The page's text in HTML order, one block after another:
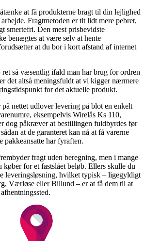
at få produkterne bragt til din lejlighed
Fragtmetoden er tit lidt mere pebret,
smertefri. Den mest prisbevidste
benægtes at være selv at hente
at du bor i kort afstand af internet
ret så væsentlig ifald man har brug for ordren
det altså meningsfuldt at vi kigger nærmere
for det aktuelle produkt.
på nettet udlover levering på blot en enkelt
eksempelvis Wirelås Ks 110,
dog påkræver at bestillingen fuldbyrdes før
at de garanteret kan nå at få varerne
pakkeansatte har fyraften.
fragt uden beregning, men i mange
for et fastslået beløb. Ellers skulle du
leveringsløsning, hvilket typisk – ligegyldigt
Værløse eller Billund – er at få dem til at